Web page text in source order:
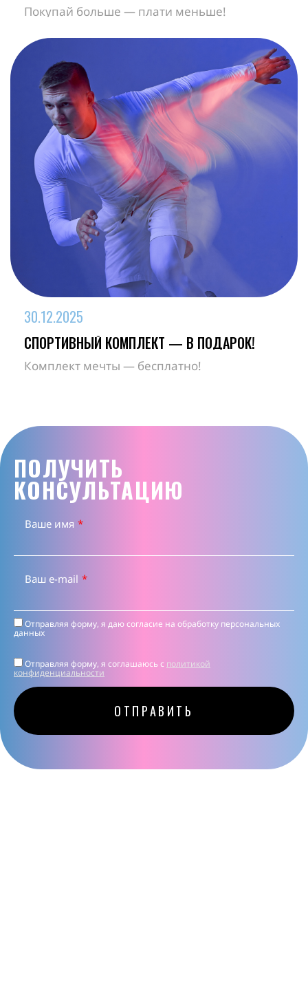
Покупай больше — плати меньше!
30.12.2025
СПОРТИВНЫЙ КОМПЛЕКТ — В ПОДАРОК!
Комплект мечты — бесплатно!
ПОЛУЧИТЬ
КОНСУЛЬТАЦИЮ
Ваше имя *
Ваш e-mail *
Отправляя форму, я соглашаюсь c политикой
конфиденциальности
Отправляя форму, я даю согласие на обработку персональных
данных